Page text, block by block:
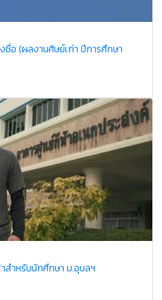
ชื่อ (ผลงานศิษย์เก่า ปีการศึกษา
ำหรับนักศึกษา ม.อุบลฯ